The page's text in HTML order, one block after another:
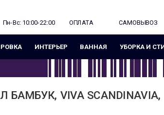
Пн-Вс: 10:00-22:00 ОПЛАТА САМОВЫВОЗ
ИНТЕРЬЕР ВАННАЯ УБОРКА И
VIVA SCANDINAVIA,